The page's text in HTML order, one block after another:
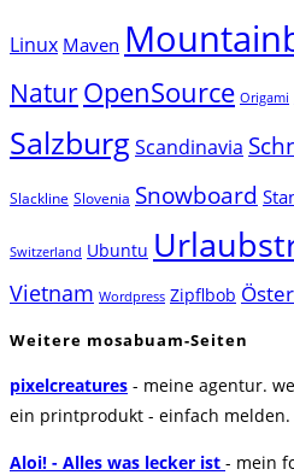
Linux Maven
NaturOpenSource Origami
SalzburgScandinavia
Slackline Slovenia Snowboard
Switzerland Ubuntu
Vietnam Wordpress Zipflbob
Weitere mosabuam-Seiten
pixelcreatures - meine agentur.
ein printprodukt - einfach melden.
Aloi! - Alles was lecker ist - mein